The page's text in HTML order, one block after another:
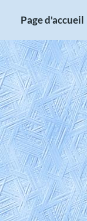
Page d'accueil